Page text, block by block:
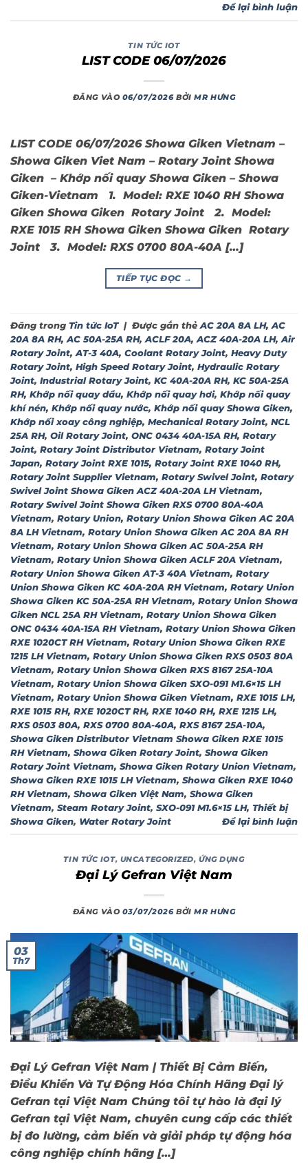
Để lại bình luận
TIN TỨC IOT
LIST CODE 06/07/2026
ĐĂNG VÀO 06/07/2026 BỞIMR HƯNG
LIST CODE 06/07/2026 Showa Giken Vietnam –
Showa Giken Viet Nam – Rotary Joint Showa
Giken – Khớp nối quay Showa Giken – Showa
Giken-Vietnam 1. Model: RXE 1040 RH Showa
Giken Showa Giken Rotary Joint 2. Model:
RXE 1015 RH Showa Giken Showa Giken Rotary
Joint 3. Model: RXS 0700 80A-40A […]
TIẾP TỤC ĐỌC →
Đăng trong Tin tức IoT | Được gắn thẻ AC 20A 8A LH, AC
20A 8A RH, AC 50A-25A RH, ACLF 20A, ACZ 40A-20A LH, Air
Rotary Joint, AT-3 40A, Coolant Rotary Joint, Heavy Duty
Rotary Joint, High Speed Rotary Joint, Hydraulic Rotary
Joint, Industrial Rotary Joint, KC 40A-20A RH, KC 50A-25A
RH, Khớp nối quay dầu, Khớp nối quay hơi, Khớp nối quay
khí nén, Khớp nối quay nước, Khớp nối quay Showa Giken,
Khớp nối xoay công nghiệp, Mechanical Rotary Joint, NCL
25A RH, Oil Rotary Joint, ONC 0434 40A-15A RH, Rotary
Joint, Rotary Joint Distributor Vietnam, Rotary Joint
Japan, Rotary Joint RXE 1015, Rotary Joint RXE 1040 RH,
Rotary Joint Supplier Vietnam, Rotary Swivel Joint, Rotary
Swivel Joint Showa Giken ACZ 40A-20A LH Vietnam,
Rotary Swivel Joint Showa Giken RXS 0700 80A-40A
Vietnam, Rotary Union, Rotary Union Showa Giken AC 20A
8A LH Vietnam, Rotary Union Showa Giken AC 20A 8A RH
Vietnam, Rotary Union Showa Giken AC 50A-25A RH
Vietnam, Rotary Union Showa Giken ACLF 20A Vietnam,
Rotary Union Showa Giken AT-3 40A Vietnam, Rotary
Union Showa Giken KC 40A-20A RH Vietnam, Rotary Union
Showa Giken KC 50A-25A RH Vietnam, Rotary Union Showa
Giken NCL 25A RH Vietnam, Rotary Union Showa Giken
ONC 0434 40A-15A RH Vietnam, Rotary Union Showa Giken
RXE 1020CT RH Vietnam, Rotary Union Showa Giken RXE
1215 LH Vietnam, Rotary Union Showa Giken RXS 0503 80A
Vietnam, Rotary Union Showa Giken RXS 8167 25A-10A
Vietnam, Rotary Union Showa Giken SXO-091 M1.6×15 LH
Vietnam, Rotary Union Showa Giken Vietnam, RXE 1015 LH,
RXE 1015 RH, RXE 1020CT RH, RXE 1040 RH, RXE 1215 LH,
RXS 0503 80A, RXS 0700 80A-40A, RXS 8167 25A-10A,
Showa Giken Distributor Vietnam Showa Giken RXE 1015
RH Vietnam, Showa Giken Rotary Joint, Showa Giken
Rotary Joint Vietnam, Showa Giken Rotary Union Vietnam,
Showa Giken RXE 1015 LH Vietnam, Showa Giken RXE 1040
RH Vietnam, Showa Giken Việt Nam, Showa Giken
Vietnam, Steam Rotary Joint, SXO-091 M1.6×15 LH, Thiết bị
Showa Giken, Water Rotary Joint Để lại bình luận
TIN TỨC IOT, UNCATEGORIZED,ỨNG DỤNG
Đại Lý Gefran Việt Nam
ĐĂNG VÀO 03/07/2026 BỞIMR HƯNG
03
Th7
Đại Lý Gefran Việt Nam | Thiết Bị Cảm Biến,
Điều Khiển Và Tự Động Hóa Chính Hãng Đại lý
Gefran tại Việt Nam Chúng tôi tự hào là đại lý
Gefran tại Việt Nam, chuyên cung cấp các thiết
bị đo lường, cảm biến và giải pháp tự động hóa
công nghiệp chính hãng […]